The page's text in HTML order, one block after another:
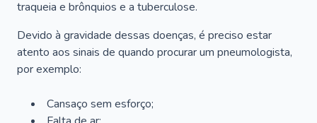
traqueia e brônquios e a tuberculose.
Devido à gravidade dessas doenças, é preciso estar
atento aos sinais de quando procurar um pneumologista,
por exemplo:
Cansaço sem esforço;